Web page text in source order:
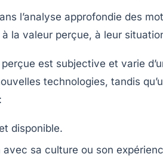
l’analyse approfondie des
la valeur perçue, à leur
est subjective et varie
technologies, tandis
disponible.
sa culture ou son